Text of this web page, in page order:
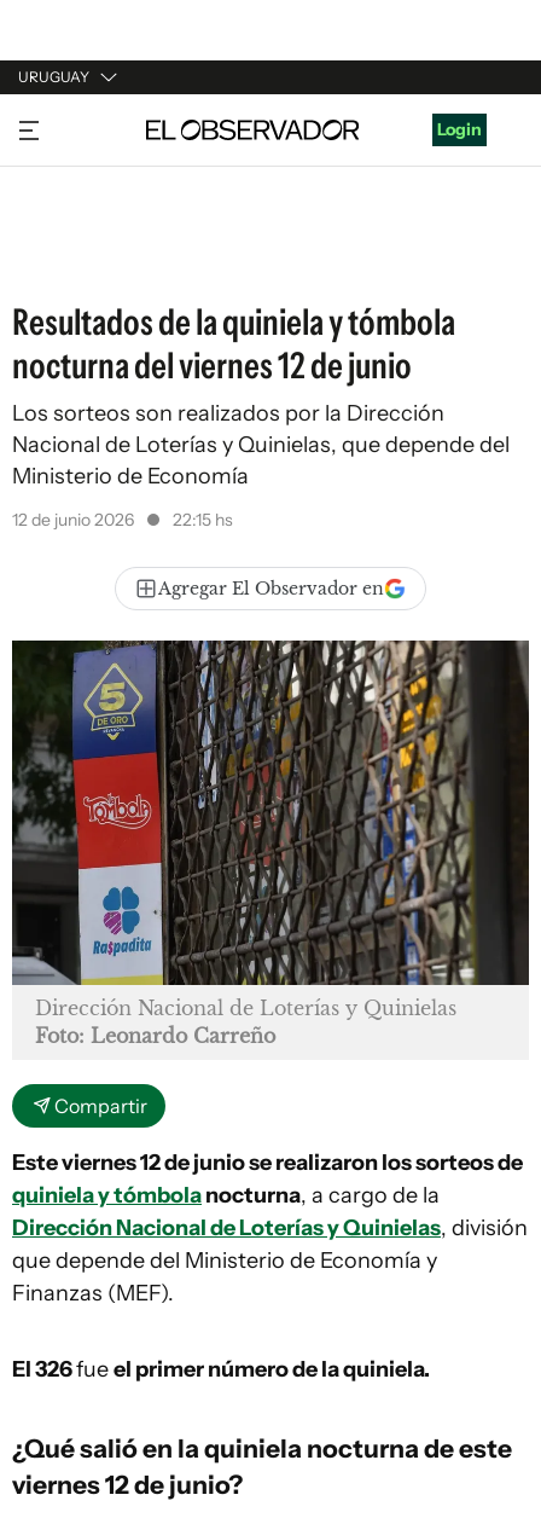
URUGUAY
URUGUAY
ARGENTINA
Login
Resultados de la quiniela y tómbola
nocturna del viernes 12 de junio
Los sorteos son realizados por la Dirección
Nacional de Loterías y Quinielas, que depende del
Ministerio de Economía
12 de junio 2026 22:15 hs
Agregar El Observador en
Dirección Nacional de Loterías y Quinielas
Foto: Leonardo Carreño
Compartir
Este viernes 12 de junio se realizaron los sorteos de
quiniela y tómbolanocturna, a cargo de la
Dirección Nacional de Loterías y Quinielas, división
que depende del Ministerio de Economía y
Finanzas (MEF).
El 326fueel primer número de la quiniela.
¿Qué salió en laquiniela nocturna de este
viernes 12 de junio?